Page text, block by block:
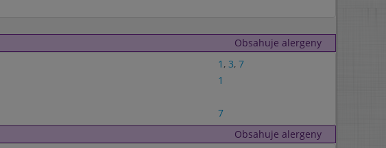
Obsahuje alergeny
1 , 3, 7
1
7
Obsahuje alergeny